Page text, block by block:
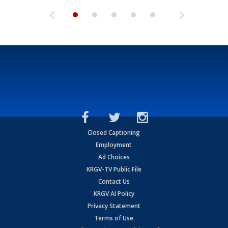
Closed Captioning
Employment
Ad Choices
KRGV-TV Public File
Contact Us
KRGV AI Policy
Privacy Statement
Terms of Use